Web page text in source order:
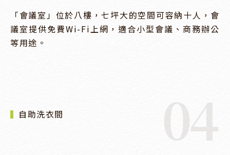
「會議室」位於八樓，七坪大的空間可容納十人，會
議室提供免費Wi-Fi上網，適合小型會議、商務辦公
等用途。
自助洗衣間 04